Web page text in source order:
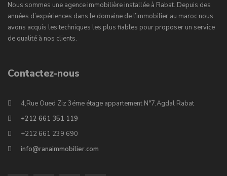
Nous sommes une agence immobilière installée à Rabat. Depuis des
années d’expériences dans le domaine de l’immobilier au maroc nous
avons acquis les techniques les plus fiables pour proposer un service
de qualité à nos clients.
Contactez-nous
4,Rue Oued Ziz 3éme étage appartement N°7,Agdal Rabat
+212 661 351 119
+212 661 239 690
info@ranaimmobilier.com